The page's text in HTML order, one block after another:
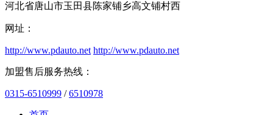
河北省唐山市玉田县陈家铺乡高文铺村西
网址：
http://www.pdauto.net http://www.pdauto.net
加盟售后服务热线：
0315-6510999 /6510978